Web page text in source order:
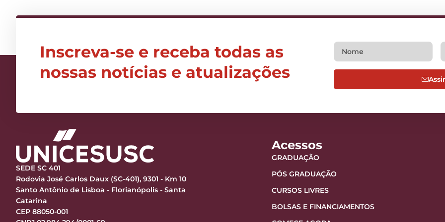
Inscreva-se e receba todas as
nossas notícias e atualizações
SEDE SC 401
Rodovia José Carlos Daux (SC-401), 9301 - Km 10
Santo Antônio de Lisboa - Florianópolis - Santa
Catarina
CEP 88050-001
Acessos
GRADUAÇÃO
PÓS GRADUAÇÃO
CURSOS LIVRES
BOLSAS E FINANCIAMENTOS